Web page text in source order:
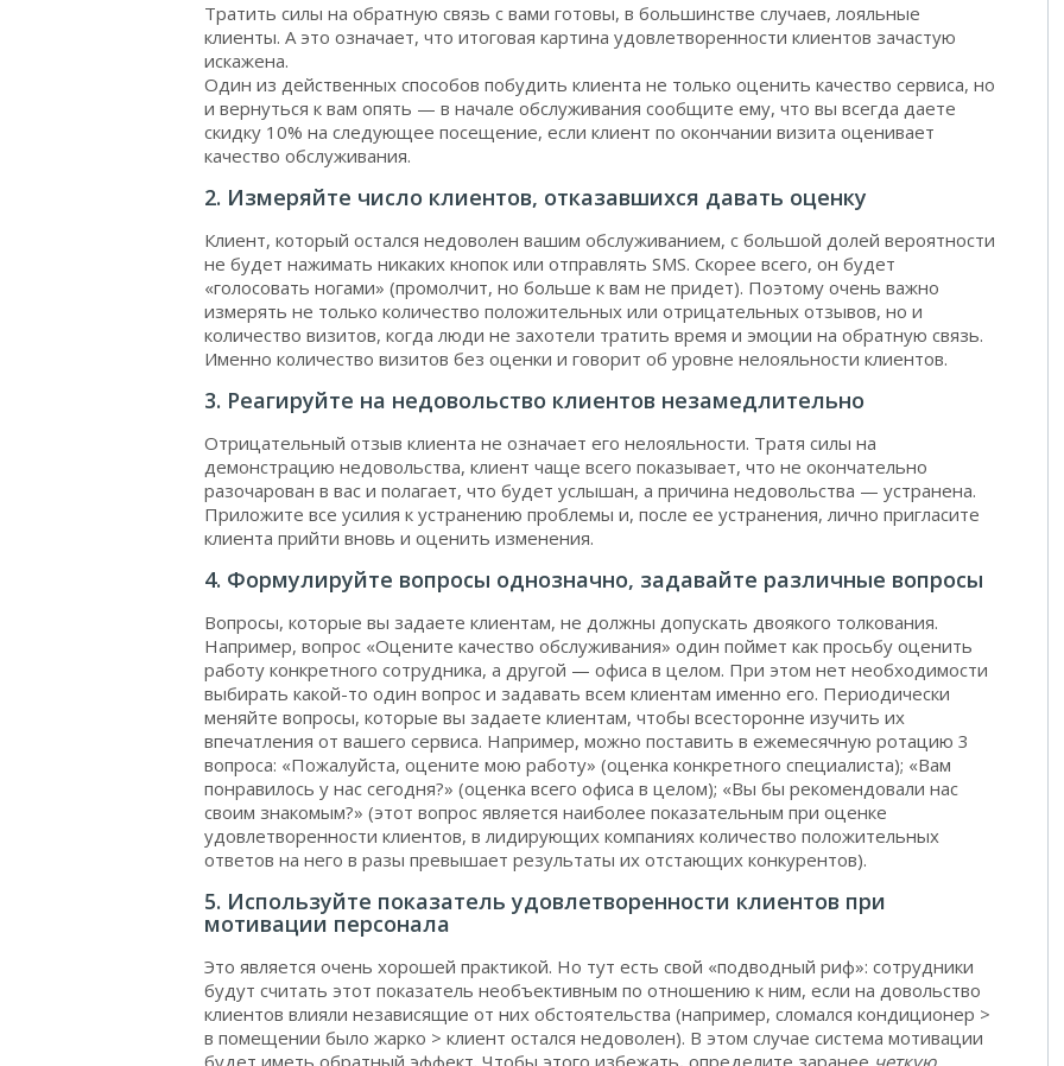
Тратить силы на обратную связь с вами готовы, в большинстве случаев, лояльные
клиенты. А это означает, что итоговая картина удовлетворенности клиентов зачастую
искажена.
Один из действенных способов побудить клиента не только оценить качество сервиса, но
и вернуться к вам опять — в начале обслуживания сообщите ему, что вы всегда даете
скидку 10% на следующее посещение, если клиент по окончании визита оценивает
качество обслуживания.
2. Измеряйте число клиентов, отказавшихся давать оценку
Клиент, который остался недоволен вашим обслуживанием, с большой долей вероятности
не будет нажимать никаких кнопок или отправлять SMS. Скорее всего, он будет
«голосовать ногами» (промолчит, но больше к вам не придет). Поэтому очень важно
измерять не только количество положительных или отрицательных отзывов, но и
количество визитов, когда люди не захотели тратить время и эмоции на обратную связь.
Именно количество визитов без оценки и говорит об уровне нелояльности клиентов.
3. Реагируйте на недовольство клиентов незамедлительно
Отрицательный отзыв клиента не означает его нелояльности. Тратя силы на
демонстрацию недовольства, клиент чаще всего показывает, что не окончательно
разочарован в вас и полагает, что будет услышан, а причина недовольства — устранена.
Приложите все усилия к устранению проблемы и, после ее устранения, лично пригласите
клиента прийти вновь и оценить изменения.
4. Формулируйте вопросы однозначно, задавайте различные вопросы
Вопросы, которые вы задаете клиентам, не должны допускать двоякого толкования.
Например, вопрос «Оцените качество обслуживания» один поймет как просьбу оценить
работу конкретного сотрудника, а другой — офиса в целом. При этом нет необходимости
выбирать какой-то один вопрос и задавать всем клиентам именно его. Периодически
меняйте вопросы, которые вы задаете клиентам, чтобы всесторонне изучить их
впечатления от вашего сервиса. Например, можно поставить в ежемесячную ротацию 3
вопроса: «Пожалуйста, оцените мою работу» (оценка конкретного специалиста); «Вам
понравилось у нас сегодня?» (оценка всего офиса в целом); «Вы бы рекомендовали нас
своим знакомым?» (этот вопрос является наиболее показательным при оценке
удовлетворенности клиентов, в лидирующих компаниях количество положительных
ответов на него в разы превышает результаты их отстающих конкурентов).
5. Используйте показатель удовлетворенности клиентов при
мотивации персонала
Это является очень хорошей практикой. Но тут есть свой «подводный риф»: сотрудники
будут считать этот показатель необъективным по отношению к ним, если на довольство
клиентов влияли независящие от них обстоятельства (например, сломался кондиционер >
в помещении было жарко > клиент остался недоволен). В этом случае система мотивации
будет иметь обратный эффект. Чтобы этого избежать, определите заранее четкую